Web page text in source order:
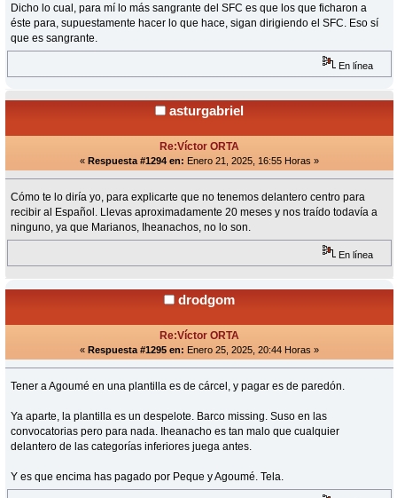
Dicho lo cual, para mí lo más sangrante del SFC es que los que ficharon a
éste para, supuestamente hacer lo que hace, sigan dirigiendo el SFC. Eso sí
que es sangrante.
En línea
asturgabriel
Re:Víctor ORTA
« Respuesta #1294 en: Enero 21, 2025, 16:55 Horas »
Cómo te lo diría yo, para explicarte que no tenemos delantero centro para
recibir al Español. Llevas aproximadamente 20 meses y nos traído todavía a
ninguno, ya que Marianos, Iheanachos, no lo son.
En línea
drodgom
Re:Víctor ORTA
« Respuesta #1295 en: Enero 25, 2025, 20:44 Horas »
Tener a Agoumé en una plantilla es de cárcel, y pagar es de paredón.
Ya aparte, la plantilla es un despelote. Barco missing. Suso en las
convocatorias pero para nada. Iheanacho es tan malo que cualquier
delantero de las categorías inferiores juega antes.
Y es que encima has pagado por Peque y Agoumé. Tela.